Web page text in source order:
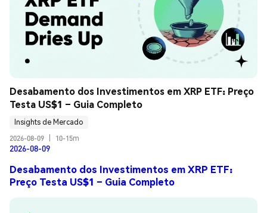
Desabamento dos Investimentos em XRP ETF: Preço
Testa US$1 – Guia Completo
Insights de Mercado
2026-08-09
10-15m
2026-08-09
Desabamento dos Investimentos em XRP ETF:
Preço Testa US$1 – Guia Completo